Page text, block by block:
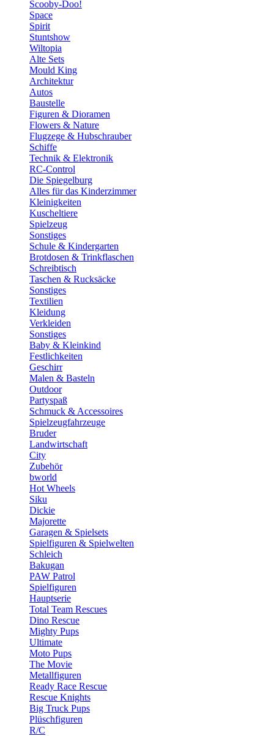
Scooby-Doo!
Space
Spirit
Stuntshow
Wiltopia
Alte Sets
Mould King
Architektur
Autos
Baustelle
Figuren & Dioramen
Flowers & Nature
Flugzege & Hubschrauber
Schiffe
Technik & Elektronik
RC-Control
Die Spiegelburg
Alles für das Kinderzimmer
Kleinigkeiten
Kuscheltiere
Spielzeug
Sonstiges
Schule & Kindergarten
Brotdosen & Trinkflaschen
Schreibtisch
Taschen & Rucksäcke
Sonstiges
Textilien
Kleidung
Verkleiden
Sonstiges
Baby & Kleinkind
Festlichkeiten
Geschirr
Malen & Basteln
Outdoor
Partyspaß
Schmuck & Accessoires
Spielzeugfahrzeuge
Bruder
Landwirtschaft
City
Zubehör
bworld
Hot Wheels
Siku
Dickie
Majorette
Garagen & Spielsets
Spielfiguren & Spielwelten
Schleich
Bakugan
PAW Patrol
Spielfiguren
Hauptserie
Total Team Rescues
Dino Rescue
Mighty Pups
Ultimate
Moto Pups
The Movie
Metallfiguren
Ready Race Rescue
Rescue Knights
Big Truck Pups
Plüschfiguren
R/C